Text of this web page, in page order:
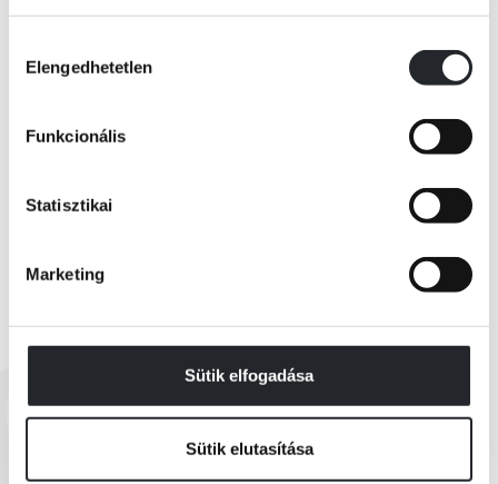
kiválasztása
Elengedhetetlen
Funkcionális
Statisztikai
Marketing
Sütik elfogadása
Sütik elutasítása
RÉSZLET A KÖNYVBŐL
EZEK IS ÉRDEKELHETNEK